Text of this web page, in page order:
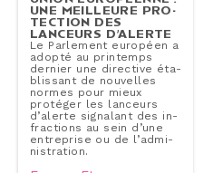
UNE MEILLEURE PRO­
TEC­TION DES
LANCEURS D’ALERTE
Le Parlement européen a
adopté au printemps
dernier une directive éta­
blis­sant de nouvelles
normes pour mieux
protéger les lanceurs
d’alerte signalant des in­
frac­tions au sein d’une
en­tre­prise ou de l’ad­mi­
nis­tra­tion.